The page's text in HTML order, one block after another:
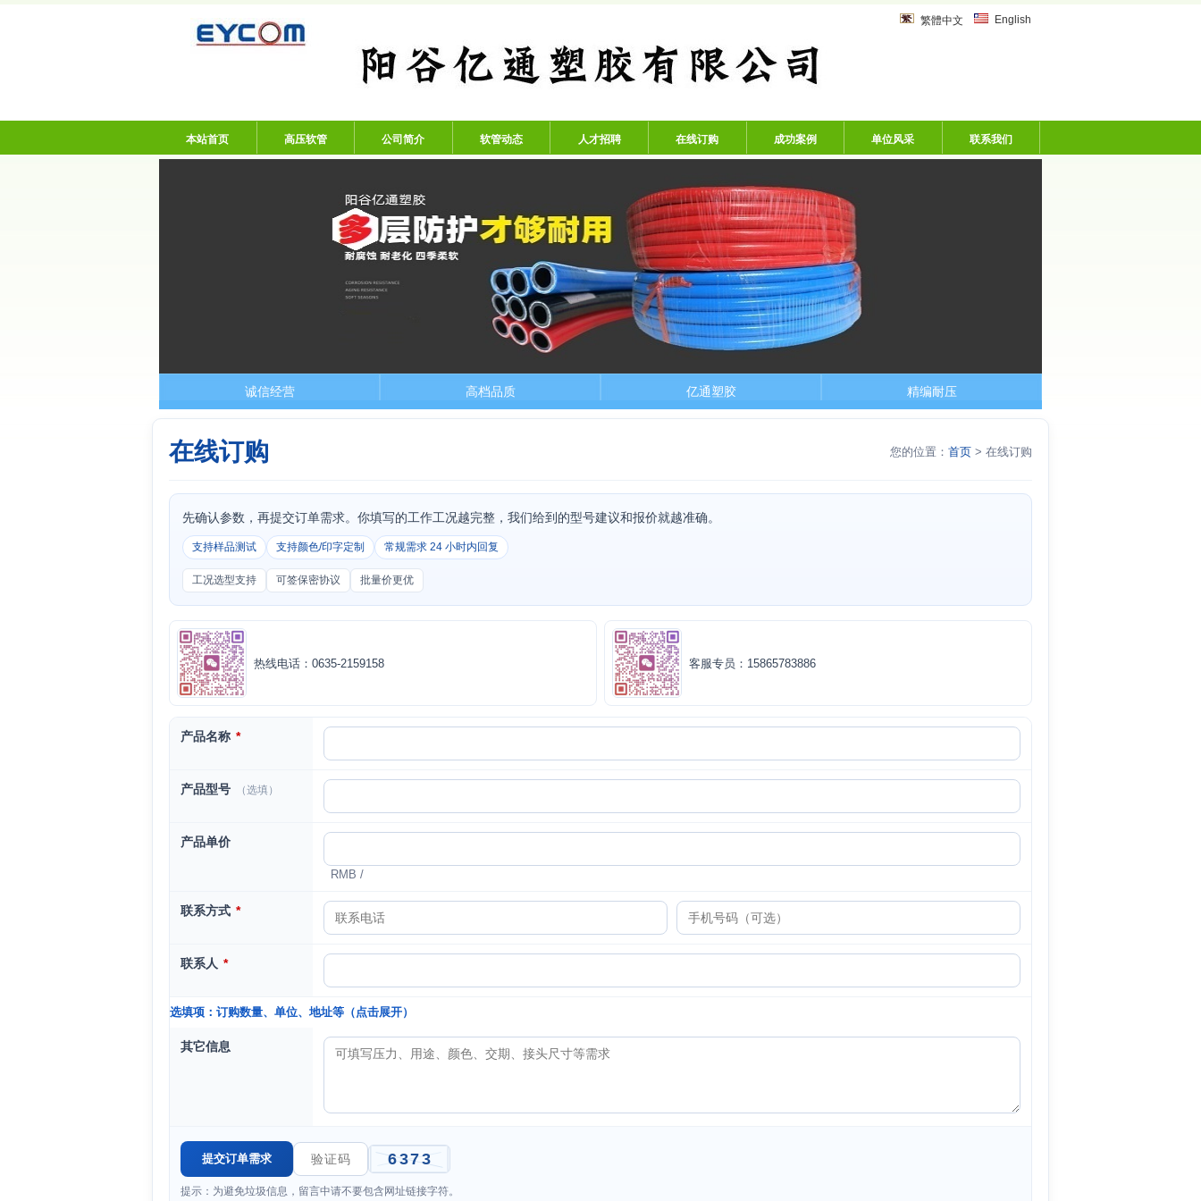
阳谷亿通塑胶有限公司 - 专业生产高压氧气管、乙炔管、风炮软管、洗车机专用软
繁體中文 English
本站首页 高压软管 公司简介 软管动态 人才招聘 在线订购 成功案例 单位风采 联系我们
诚信经营 高档品质 亿通塑胶 精编耐压
在线订购 您的位置： 首页 > 在线订购
先确认参数，再提交订单需求。你填写的工作工况越完整，我们给到的型号建议和报价就越准确。
支持样品测试 支持颜色/印字定制 常规需求 24 小时内回复
工况选型支持 可签保密协议 批量价更优
热线电话：0635-2159158 客服专员：15865783886
产品名称 *
产品型号 （选填）
产品单价
RMB /
联系方式 *
联系人 *
选填项：订购数量、单位、地址等（点击展开）
其它信息
提示：为避免垃圾信息，留言中请不要包含网址链接字符。